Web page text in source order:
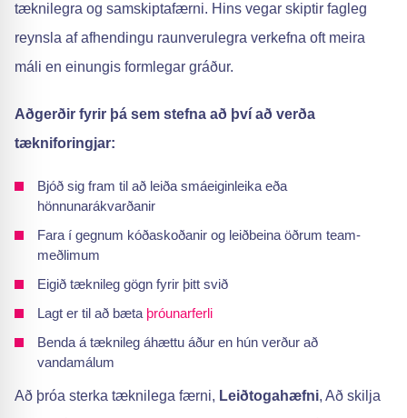
tæknilegra og samskiptafærni. Hins vegar skiptir fagleg
reynsla af afhendingu raunverulegra verkefna oft meira
máli en einungis formlegar gráður.
Aðgerðir fyrir þá sem stefna að því að verða
tækniforingjar:
Bjóð sig fram til að leiða smáeiginleika eða
hönnunarákvarðanir
Fara í gegnum kóðaskoðanir og leiðbeina öðrum team-
meðlimum
Eigið tæknileg gögn fyrir þitt svið
Lagt er til að bæta þróunarferli
Benda á tæknileg áhættu áður en hún verður að
vandamálum
Að þróa sterka tæknilega færni, Leiðtogahæfni, Að skilja